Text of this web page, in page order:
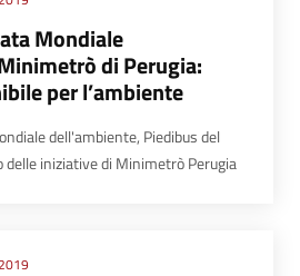
Mondiale
di Perugia:
per l’ambiente
dell'ambiente, Piedibus del
iniziative di Minimetrò Perugia